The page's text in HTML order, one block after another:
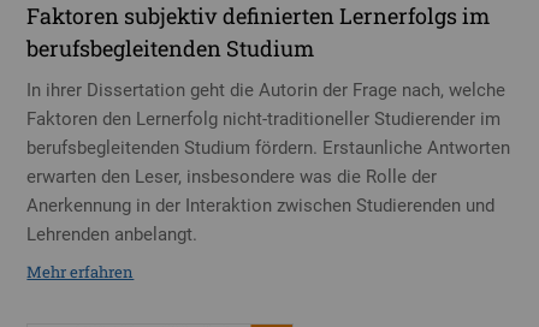
Faktoren subjektiv definierten Lernerfolgs im
berufsbegleitenden Studium
In ihrer Dissertation geht die Autorin der Frage nach, welche
Faktoren den Lernerfolg nicht-traditioneller Studierender im
berufsbegleitenden Studium fördern. Erstaunliche Antworten
erwarten den Leser, insbesondere was die Rolle der
Anerkennung in der Interaktion zwischen Studierenden und
Lehrenden anbelangt.
Mehr erfahren